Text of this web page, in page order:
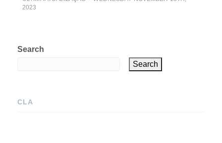
2023
Search
Search
CLA